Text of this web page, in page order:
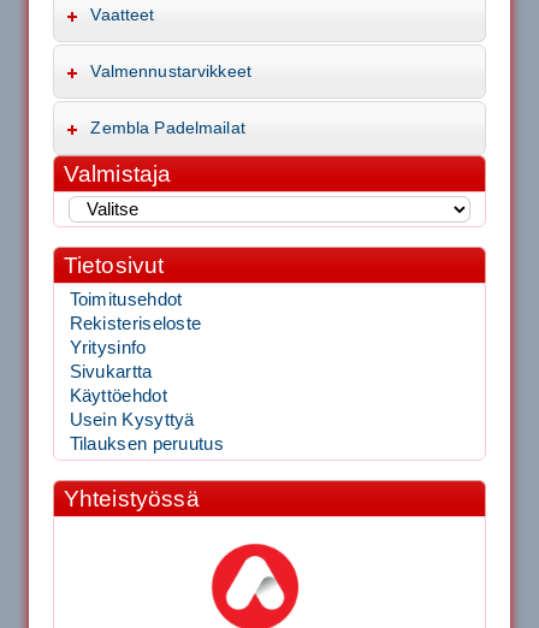
Vaatteet
Valmennustarvikkeet
Zembla Padelmailat
Valmistaja
Tietosivut
Toimitusehdot
Rekisteriseloste
Yritysinfo
Sivukartta
Käyttöehdot
Usein Kysyttyä
Tilauksen peruutus
Yhteistyössä